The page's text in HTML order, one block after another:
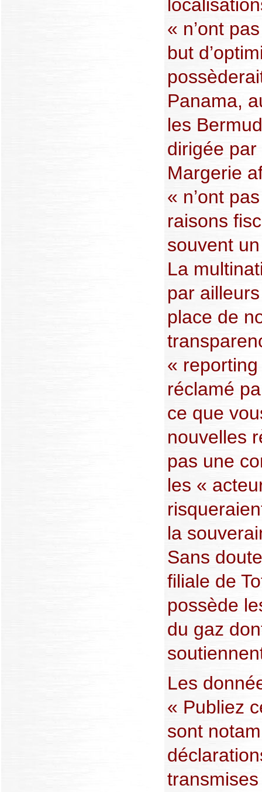
« n’ont
but
Panama,
les
dirigée
Margerie
« n’ont
raisons
souvent
La
par
place de
«
réclamé
ce que
nouvelles
pas une
les «
la
Sans
filiale de
possède
du gaz
Les
« Publiez
sont